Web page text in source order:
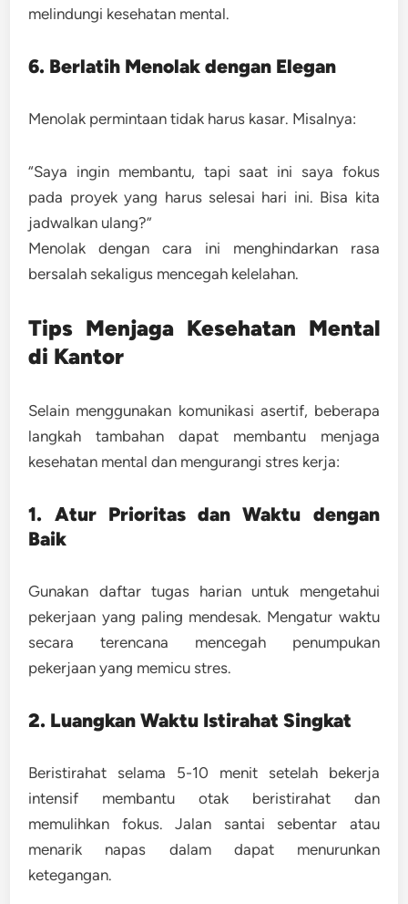
melindungi kesehatan mental.
6. Berlatih Menolak dengan Elegan
Menolak permintaan tidak harus kasar. Misalnya:
“Saya ingin membantu, tapi saat ini saya fokus
pada proyek yang harus selesai hari ini. Bisa kita
jadwalkan ulang?”
Menolak dengan cara ini menghindarkan rasa
bersalah sekaligus mencegah kelelahan.
Tips Menjaga Kesehatan Mental
di Kantor
Selain menggunakan komunikasi asertif, beberapa
langkah tambahan dapat membantu menjaga
kesehatan mental dan mengurangi stres kerja:
1. Atur Prioritas dan Waktu dengan
Baik
Gunakan daftar tugas harian untuk mengetahui
pekerjaan yang paling mendesak. Mengatur waktu
secara terencana mencegah penumpukan
pekerjaan yang memicu stres.
2. Luangkan Waktu Istirahat Singkat
Beristirahat selama 5-10 menit setelah bekerja
intensif membantu otak beristirahat dan
memulihkan fokus. Jalan santai sebentar atau
menarik napas dalam dapat menurunkan
ketegangan.